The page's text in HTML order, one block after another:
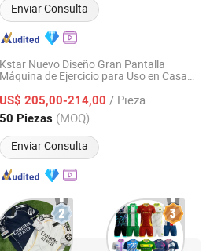
Enviar Consulta
Kstar Nuevo Diseño Gran Pantalla
Máquina de Ejercicio para Uso en Casa
Motorizada
US$ 205,00-214,00 / Pieza
50 Piezas (MOQ)
Enviar Consulta
Ltd.
Desde 2026